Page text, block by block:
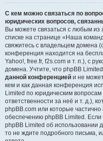
С кем можно связаться по
юридических вопросов,
Вы можете связаться с любым из
списке на странице «Наша
свяжитесь с владельцем домена
конференция находится на
Yahoo!, free.fr, f2s.com и т. п.), с
домена. Учтите, что phpBB Limited
данной конференцией и не
кем и как данная конференция
Limited по юридическим
ответственности за неё и т. д.),
phpBB.com или которые
обеспечению phpBB Limited.
phpBB Limited об использовании
то не ждите подробного письма,